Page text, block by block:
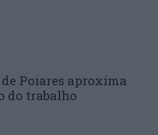
Poiares aproxima
do trabalho